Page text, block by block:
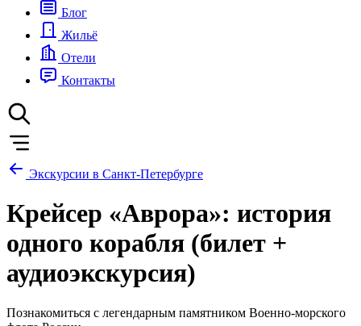
Блог
Жильё
Отели
Контакты
Экскурсии в Санкт-Петербурге
Крейсер «Аврора»: история
одного корабля (билет +
аудиоэкскурсия)
Познакомиться с легендарным памятником Военно-морского